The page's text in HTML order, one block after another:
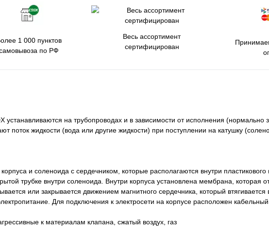
1 000 пунктов
по РФ
Весь ассортимент
сертифицирован
устанавливаются на трубопроводах и в зависимости от исполнения (нормально
поток жидкости (вода или другие жидкости) при поступлении на катушку
и соленоида с сердечником, которые располагаются внутри пластикового
трубке внутри соленоида. Внутри корпуса установлена мембрана, которая
или закрывается движением магнитного сердечника, который втягивается
Для подключения к электросети на корпусе расположен кабельный
к материалам клапана, сжатый воздух, газ